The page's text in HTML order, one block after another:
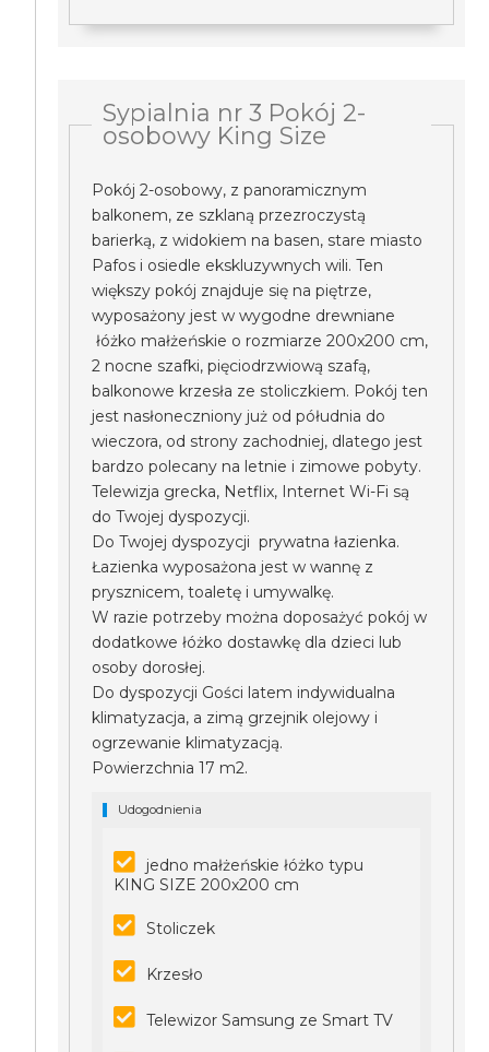
Sypialnia nr 3 Pokój 2-
osobowy King Size
Pokój 2-osobowy, z panoramicznym
balkonem, ze szklaną przezroczystą
barierką, z widokiem na basen, stare miasto
Pafos i osiedle ekskluzywnych wili. Ten
większy pokój znajduje się na piętrze,
wyposażony jest w wygodne drewniane
łóżko małżeńskie o rozmiarze 200x200 cm,
2 nocne szafki, pięciodrzwiową szafą,
balkonowe krzesła ze stoliczkiem. Pokój ten
jest nasłoneczniony już od półudnia do
wieczora, od strony zachodniej, dlatego jest
bardzo polecany na letnie i zimowe pobyty.
Telewizja grecka, Netflix, Internet Wi-Fi są
do Twojej dyspozycji.
Do Twojej dyspozycji prywatna łazienka.
Łazienka wyposażona jest w wannę z
prysznicem, toaletę i umywalkę.
W razie potrzeby można doposażyć pokój w
dodatkowe łóżko dostawkę dla dzieci lub
osoby dorosłej.
Do dyspozycji Gości latem indywidualna
klimatyzacja, a zimą grzejnik olejowy i
ogrzewanie klimatyzacją.
Powierzchnia 17 m2.
Udogodnienia
jedno małżeńskie łóżko typu
KING SIZE 200x200 cm
Stoliczek
Krzesło
Telewizor Samsung ze Smart TV